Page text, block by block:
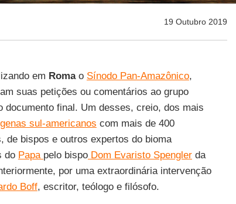
19 Outubro 2019
em Romao Sínodo Pan-Amazônico,
suas petições ou comentários ao grupo
documento final. Um desses, creio, dos mais
sul-americanos com mais de 400
de bispos e outros expertos do bioma
do Papa pelo bispoDom Evaristo Spenglerda
por uma extraordinária intervenção
Boff, escritor, teólogo e filósofo.